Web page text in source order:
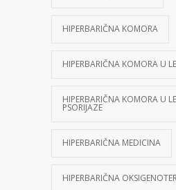
HIPERBARIČNA KOMORA
HIPERBARIČNA KOMORA U
HIPERBARIČNA KOMORA U
PSORIJAZE
HIPERBARIČNA MEDICINA
HIPERBARIČNA